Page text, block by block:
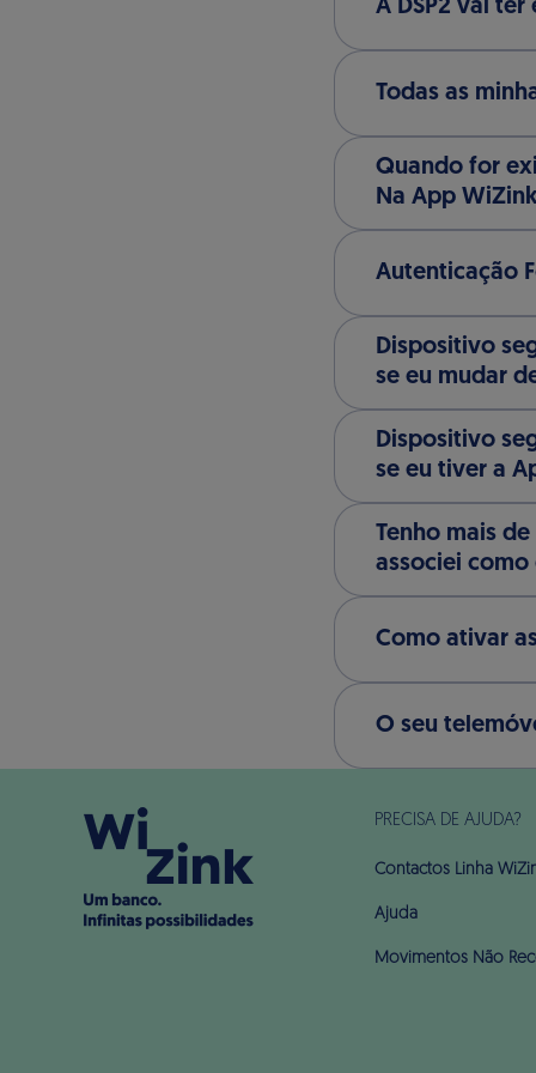
A DSP2 vai
Todas as
Quando for
Na App
Autenticação
Dispositivo
se eu mudar
Dispositivo
se eu tiver a
Tenho mais
associei
Como ativar
O seu
PRECISA DE AJUDA?
Contactos Linha
Ajuda
Movimentos Não